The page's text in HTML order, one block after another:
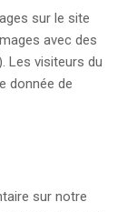
sur le site
avec des
Les visiteurs du
donnée de
sur notre